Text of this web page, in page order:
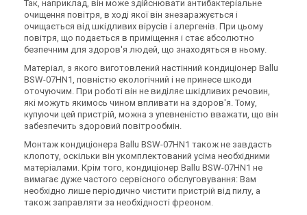
Так, наприклад, він може здійснювати антибактеріальне
очищення повітря, в ході якої він знезаражується і
очищається від шкідливих вірусів і алергенів. При цьому
повітря, що подається в приміщення і стає абсолютно
безпечним для здоров'я людей, що знаходяться в ньому.
Матеріал, з якого виготовлений настінний кондиціонер Ballu
BSW-07HN1, повністю екологічний і не принесе шкоди
оточуючим. При роботі він не виділяє шкідливих речовин,
які можуть якимось чином впливати на здоров'я. Тому,
купуючи цей пристрій, можна з упевненістю вважати, що він
забезпечить здоровий повітрообмін.
Монтаж кондиціонера Ballu BSW-07HN1 також не завдасть
клопоту, оскільки він укомплектований усіма необхідними
матеріалами. Крім того, кондиціонер Ballu BSW-07HN1 не
вимагає дуже частого сервісного обслуговування: Вам
необхідно лише періодично чистити пристрій від пилу, а
також заправляти за необхідності фреоном.